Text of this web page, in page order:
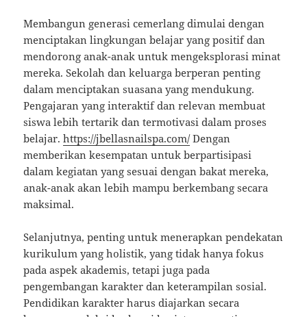
Membangun generasi cemerlang dimulai dengan
menciptakan lingkungan belajar yang positif dan
mendorong anak-anak untuk mengeksplorasi minat
mereka. Sekolah dan keluarga berperan penting
dalam menciptakan suasana yang mendukung.
Pengajaran yang interaktif dan relevan membuat
siswa lebih tertarik dan termotivasi dalam proses
belajar.https://jbellasnailspa.com/Dengan
memberikan kesempatan untuk berpartisipasi
dalam kegiatan yang sesuai dengan bakat mereka,
anak-anak akan lebih mampu berkembang secara
maksimal.
Selanjutnya, penting untuk menerapkan pendekatan
kurikulum yang holistik, yang tidak hanya fokus
pada aspek akademis, tetapi juga pada
pengembangan karakter dan keterampilan sosial.
Pendidikan karakter harus diajarkan secara